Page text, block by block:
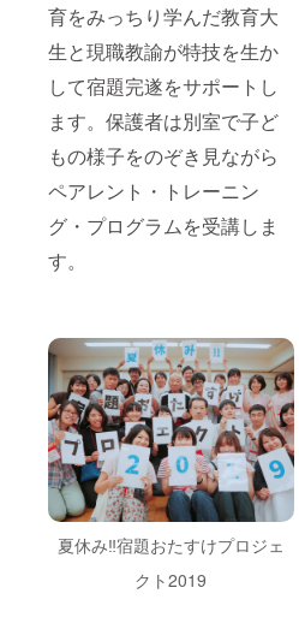
育をみっちり学んだ教育大
生と現職教諭が特技を生か
して宿題完遂をサポートし
ます。保護者は別室で子ど
もの様子をのぞき見ながら
ペアレント・トレーニン
グ・プログラムを受講しま
す。
夏休み‼宿題おたすけプロジェ
クト2019